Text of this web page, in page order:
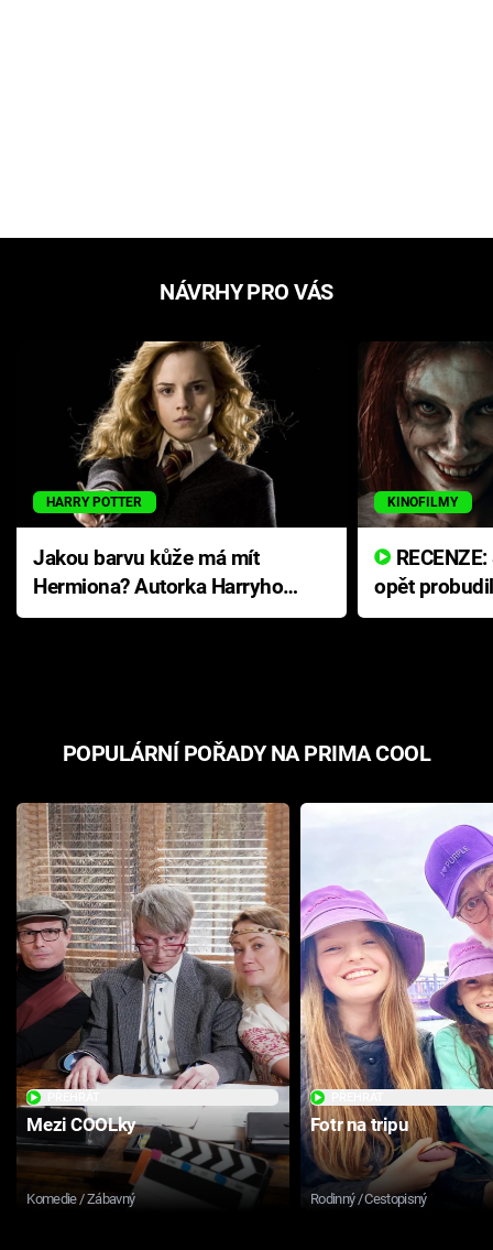
NÁVRHY PRO VÁS
HARRY POTTER
Jakou barvu kůže má mít
Hermiona? Autorka Harryho
Pottera přišla s ráznou
KINOFILMY
opět
přichází s
POPULÁRNÍ POŘADY NA PRIMA COOL
Mezi COOLky
Komedie / Zábavný
Fotr na tripu
Rodinný / Cestopisný